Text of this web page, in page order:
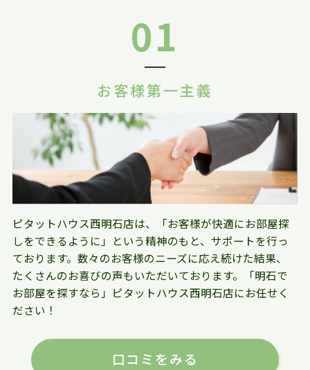
01
お客様第一主義
ピタットハウス西明石店は、「お客様が快適にお部屋探
しをできるように」という精神のもと、サポートを行っ
ております。数々のお客様のニーズに応え続けた結果、
たくさんのお喜びの声もいただいております。「明石で
お部屋を探すなら」ピタットハウス西明石店にお任せく
ださい！
口コミをみる